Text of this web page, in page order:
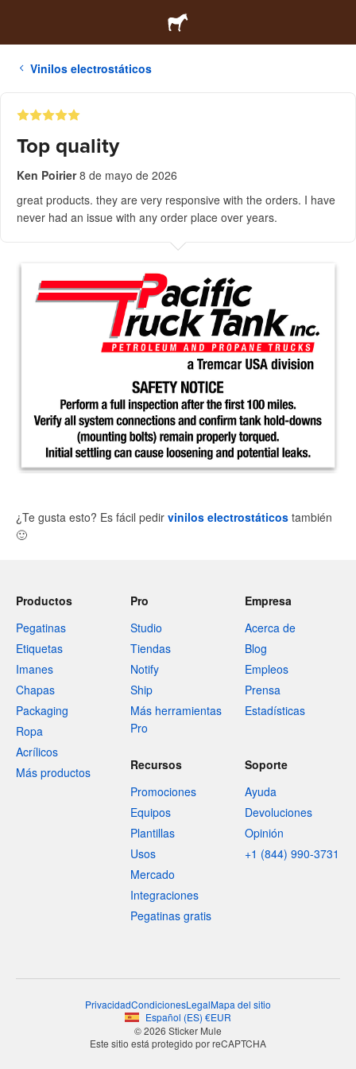
Vinilos electrostáticos
Top quality
Ken Poirier 8 de mayo de 2026
great products. they are very responsive with the orders. I have
never had an issue with any order place over years.
¿Te gusta esto? Es fácil pedir vinilos electrostáticos también
🙂
Productos
Pegatinas
Etiquetas
Imanes
Chapas
Packaging
Ropa
Acrílicos
Más productos
Pro
Studio
Tiendas
Notify
Ship
Más herramientas
Pro
Empresa
Acerca de
Blog
Empleos
Prensa
Estadísticas
Recursos
Promociones
Equipos
Plantillas
Usos
Mercado
Integraciones
Pegatinas gratis
Soporte
Ayuda
Devoluciones
Opinión
+1 (844) 990-3731
PrivacidadCondicionesLegalMapa del sitio
Español (ES) €EUR
© 2026 Sticker Mule
Este sitio está protegido por reCAPTCHA